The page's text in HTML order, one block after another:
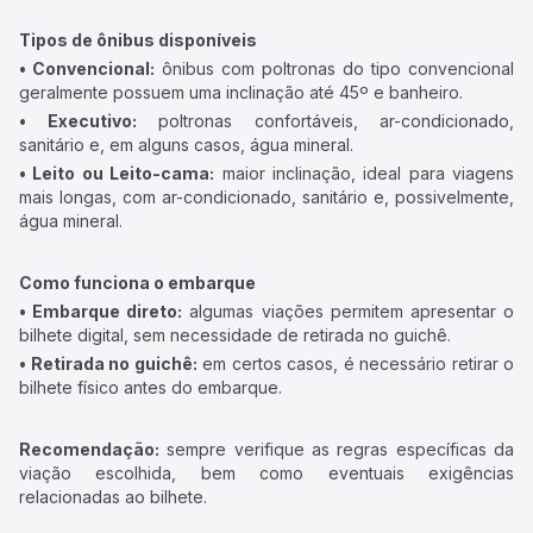
Tipos de ônibus disponíveis
• Convencional: ônibus com poltronas do tipo convencional
geralmente possuem uma inclinação até 45º e banheiro.
• Executivo: poltronas confortáveis, ar-condicionado,
sanitário e, em alguns casos, água mineral.
• Leito ou Leito-cama: maior inclinação, ideal para viagens
mais longas, com ar-condicionado, sanitário e, possivelmente,
água mineral.
Como funciona o embarque
• Embarque direto: algumas viações permitem apresentar o
bilhete digital, sem necessidade de retirada no guichê.
• Retirada no guichê: em certos casos, é necessário retirar o
bilhete físico antes do embarque.
Recomendação: sempre verifique as regras específicas da
viação escolhida, bem como eventuais exigências
relacionadas ao bilhete.